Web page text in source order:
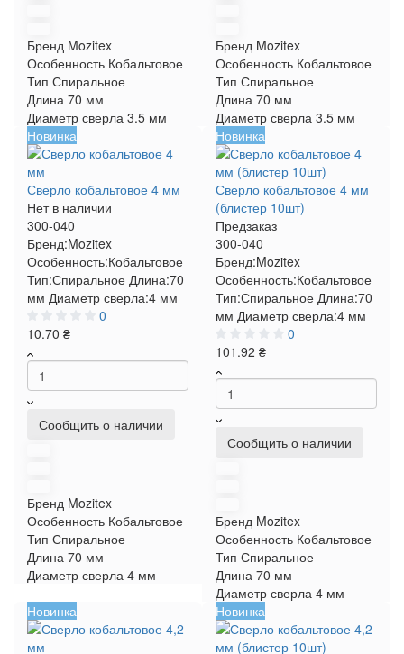
Бренд Mozitex
Особенность Кобальтовое
Тип Спиральное
Длина 70 мм
Диаметр сверла 3.5 мм
Бренд Mozitex
Особенность Кобальтовое
Тип Спиральное
Длина 70 мм
Диаметр сверла 3.5 мм
Новинка
Сверло кобальтовое 4 мм
Нет в наличии
300-040
Бренд:Mozitex
Особенность:Кобальтовое
Тип:Спиральное Длина:70
мм Диаметр сверла:4 мм
0
10.70 ₴
Сообщить о наличии
Бренд Mozitex
Особенность Кобальтовое
Тип Спиральное
Длина 70 мм
Диаметр сверла 4 мм
Новинка
Сверло кобальтовое 4 мм
(блистер 10шт)
Предзаказ
300-040
Бренд:Mozitex
Особенность:Кобальтовое
Тип:Спиральное Длина:70
мм Диаметр сверла:4 мм
0
101.92 ₴
Сообщить о наличии
Бренд Mozitex
Особенность Кобальтовое
Тип Спиральное
Длина 70 мм
Диаметр сверла 4 мм
Новинка
Новинка